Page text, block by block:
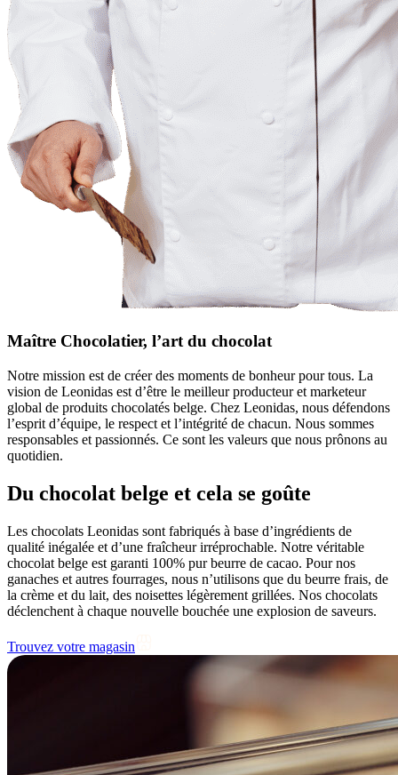
Maître Chocolatier, l’art du chocolat
Notre mission est de créer des moments de bonheur pour tous. La
vision de Leonidas est d’être le meilleur producteur et marketeur
global de produits chocolatés belge. Chez Leonidas, nous défendons
l’esprit d’équipe, le respect et l’intégrité de chacun. Nous sommes
responsables et passionnés. Ce sont les valeurs que nous prônons au
quotidien.
Du chocolat belge et cela se goûte
Les chocolats Leonidas sont fabriqués à base d’ingrédients de
qualité inégalée et d’une fraîcheur irréprochable. Notre véritable
chocolat belge est garanti 100% pur beurre de cacao. Pour nos
ganaches et autres fourrages, nous n’utilisons que du beurre frais, de
la crème et du lait, des noisettes légèrement grillées. Nos chocolats
déclenchent à chaque nouvelle bouchée une explosion de saveurs.
Trouvez votre magasin